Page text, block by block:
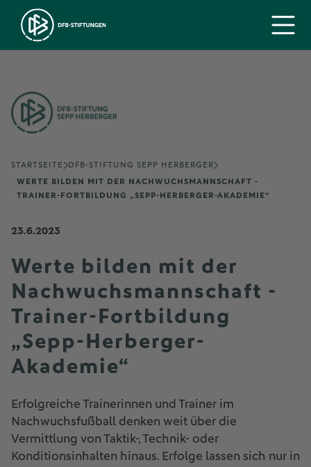
STARTSEITE
DFB-STIFTUNG SEPP HERBERGER
WERTE BILDEN MIT DER NACHWUCHSMANNSCHAFT -
TRAINER-FORTBILDUNG „SEPP-HERBERGER-AKADEMIE“
23.6.2023
Werte bilden mit der
Nachwuchsmannschaft -
Trainer-Fortbildung
„Sepp-Herberger-
Akademie“
Erfolgreiche Trainerinnen und Trainer im
Nachwuchsfußball denken weit über die
Vermittlung von Taktik-, Technik- oder
Konditionsinhalten hinaus. Erfolge lassen sich nur in